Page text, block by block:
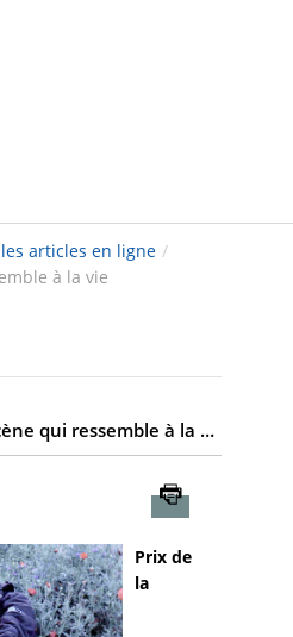
articles en ligne /
à la vie
Une mise en scène qui ressemble à la vie
Prix de
la